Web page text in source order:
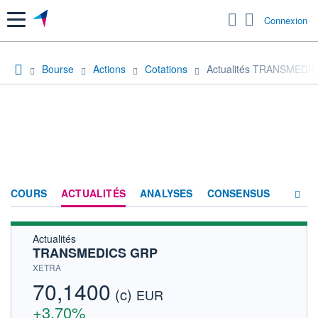
Menu Connexion
Bourse Actions Cotations Actualités
COURS ACTUALITÉS ANALYSES CONSENSUS
ACTIONNAIRES
Actualités
TRANSMEDICS GRP
XETRA
70,1400 (c) EUR
+3,70%